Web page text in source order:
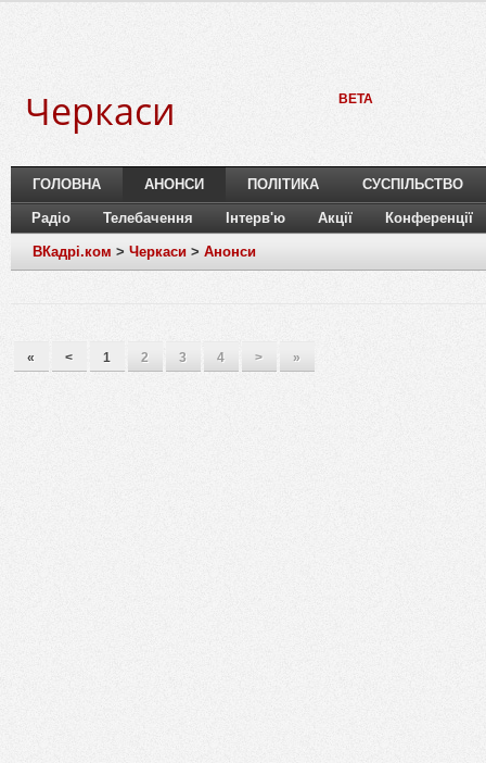
Черкаси BETA
ГОЛОВНА АНОНСИ ПОЛІТИКА СУСПІЛЬСТВО
Радіо Телебачення Інтерв'ю Акції Конференції
ВКадрі.ком > Черкаси > Анонси
« < 1 2 3 4 > »